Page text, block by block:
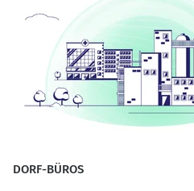
DORF-BÜROS